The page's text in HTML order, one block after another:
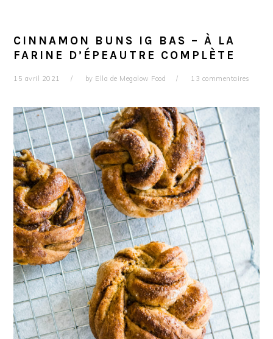
CINNAMON BUNS IG BAS – À LA
FARINE D’ÉPEAUTRE COMPLÈTE
15 avril 2021 by Ella de Megalow Food 13 commentaires